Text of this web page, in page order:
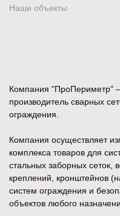
Компания "ПроПериметр"
производитель сварных
ограждения.
Компания осуществляет
комплекса товаров для
стальных заборных сеток,
креплений, кронштейнов
систем ограждения и
объектов любого
Наши объекты